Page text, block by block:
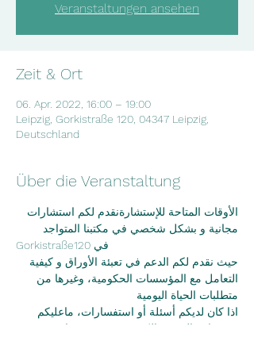
Veranstaltungen ansehen
Zeit & Ort
06. Apr. 2022, 16:00 – 19:00
Leipzig, Gorkistraße 120, 04347 Leipzig,
Deutschland
Über die Veranstaltung
الأوقات المتاحة للإستشارةنقدم لكم استشارات
مجانية و بشكل شخصي في مكتبنا المتواجد
Gorkistraße120 في
حيث نقدم لكم الدعم في تعبئة الأوراق و كيفية
التعامل مع المؤسسات الحكومية، وغيرها من
متطلبات الحياة اليومية
اذا كان لديكم أسئلة أو استفسارات، ماعليكم
سوى إرسال بريد الكتروني عبر موقعنا